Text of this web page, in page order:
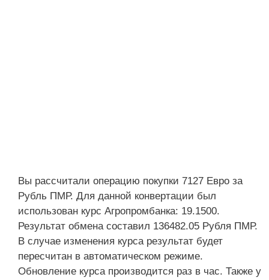
Вы рассчитали операцию покупки 7127 Евро за
Рубль ПМР. Для данной конвертации был
использован курс Агропромбанка: 19.1500.
Результат обмена составил 136482.05 Рубля ПМР.
В случае изменения курса результат будет
пересчитан в автоматическом режиме.
Обновление курса производится раз в час. Также у